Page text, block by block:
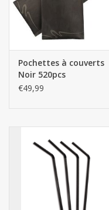
Pochettes à couverts
Noir 520pcs
€49,99